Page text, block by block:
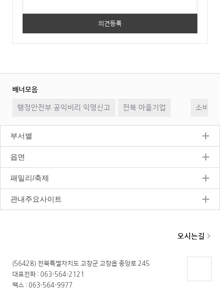
배너모음
시
지
음
행정안전부 공익비리 익명신고 전북 마을기업 소비자
부서별
읍면
패밀리/축제
관내주요사이트
(56428) 전북특별자치도 고창군 고창읍 중앙로 245
대표전화 : 063-564-2121
팩스 : 063-564-9977
오시는길